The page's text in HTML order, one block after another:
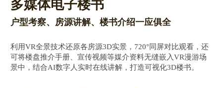
多媒体电子楼书
户型考察、房源讲解、楼书介绍一应俱全
利用VR全景技术还原各房源3D实景，720°同屏对比观看，还
可将楼盘推介手册、宣传视频等媒介资料无缝嵌入VR漫游场
景中，结合AI数字人实时在线讲解，打造可视化3D楼书。